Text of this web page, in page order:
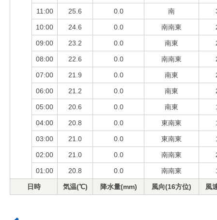
11:00 25.6 0.0 南
10:00 24.6 0.0 南南東
09:00 23.2 0.0 南東
08:00 22.6 0.0 南南東
07:00 21.9 0.0 南東
06:00 21.2 0.0 南東
05:00 20.6 0.0 南東
04:00 20.8 0.0 東南東
03:00 21.0 0.0 東南東
02:00 21.0 0.0 南南東
01:00 20.8 0.0 南南東
日時 気温(℃) 降水量(mm) 風向(16方位) 風